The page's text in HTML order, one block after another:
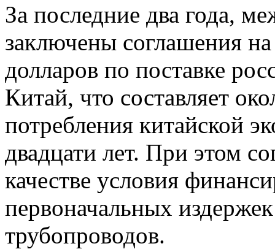
За последние два года,
заключены соглашения
долларов по поставке
Китай, что составляет
потребления китайской
двадцати лет. При этом
качестве условия
первоначальных
трубопроводов.